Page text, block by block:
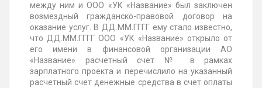
между ним и ООО «УК «Название» был заключен
возмездный гражданско-правовой договор на
оказание услуг. В ДД.ММ.ГГГГ ему стало известно,
чтоДД.ММ.ГГГГ ООО «УК «Название» открыло от
его имени в финансовой организации АО
«Название» расчетный счет №
в рамках
зарплатного проекта и перечислило на указанный
расчетный счет денежные средства в счет оплаты